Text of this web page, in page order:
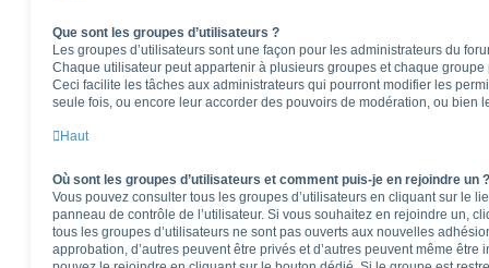
Que sont les groupes d’utilisateurs ?
Les groupes d’utilisateurs sont une façon pour les administrateurs du
Chaque utilisateur peut appartenir à plusieurs groupes et chaque
Ceci facilite les tâches aux administrateurs qui pourront modifier les
seule fois, ou encore leur accorder des pouvoirs de modération, ou bien
Haut
Où sont les groupes d’utilisateurs et comment puis-je en rejoindre un ?
Vous pouvez consulter tous les groupes d’utilisateurs en cliquant sur le
panneau de contrôle de l’utilisateur. Si vous souhaitez en rejoindre un,
tous les groupes d’utilisateurs ne sont pas ouverts aux nouvelles
approbation, d’autres peuvent être privés et d’autres peuvent même